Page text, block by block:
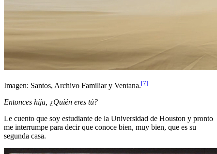
Imagen: Santos, Archivo Familiar y Ventana.[7]
Entonces hija, ¿Quién eres tú?
Le cuento que soy estudiante de la Universidad de Houston y pronto
me interrumpe para decir que conoce bien, muy bien, que es su
segunda casa.